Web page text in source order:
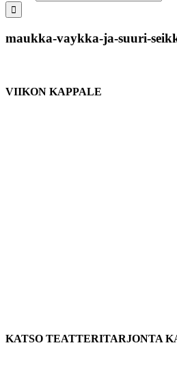
maukka-vaykka-ja-suuri-
VIIKON KAPPALE
KATSO TEATTERITARJONTA